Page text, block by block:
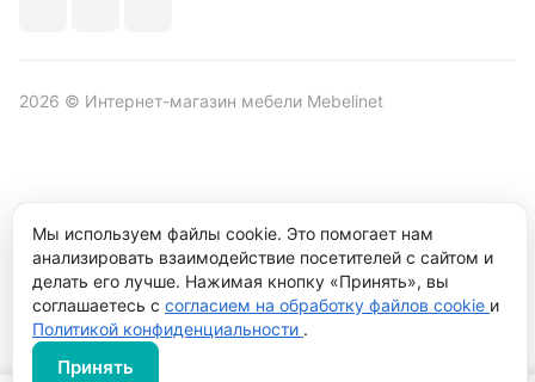
2026 © Интернет-магазин мебели Mebelinet
конфиденциальности
Продвижение сайта студияРекламный контент
Мы используем файлы cookie. Это помогает нам
анализировать взаимодействие посетителей с сайтом и
делать его лучше. Нажимая кнопку «Принять», вы
соглашаетесь с согласием на обработку файлов cookie и
Политикой конфиденциальности .
Принять